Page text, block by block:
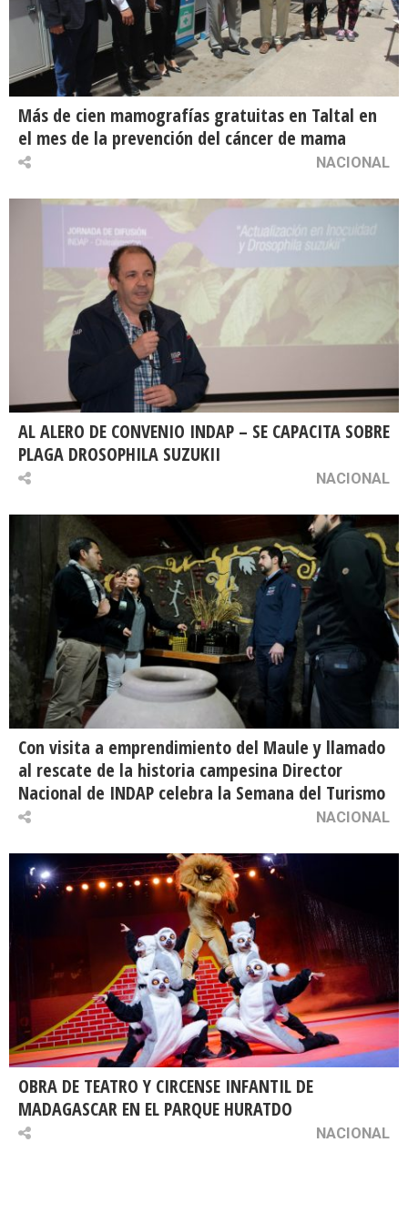
Más de cien mamografías gratuitas en Taltal en
el mes de la prevención del cáncer de mama
NACIONAL
AL ALERO DE CONVENIO INDAP – SE CAPACITA SOBRE
PLAGA DROSOPHILA SUZUKII
NACIONAL
Con visita a emprendimiento del Maule y llamado
al rescate de la historia campesina Director
Nacional de INDAP celebra la Semana del Turismo
NACIONAL
OBRA DE TEATRO Y CIRCENSE INFANTIL DE
MADAGASCAR EN EL PARQUE HURATDO
NACIONAL